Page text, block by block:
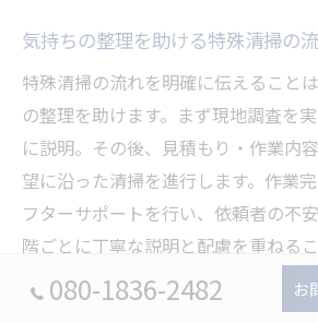
気持ちの整理を助ける特殊清掃の
特殊清掃の流れを明確に伝えること
の整理を助けます。まず現地調査を
に説明。その後、見積もり・作業内
望に沿った清掃を進行します。作業
フターサポートを行い、依頼者の不
階ごとに丁寧な説明と配慮を重ねる
たな一歩を踏み出せます。
080-1836-2482 お